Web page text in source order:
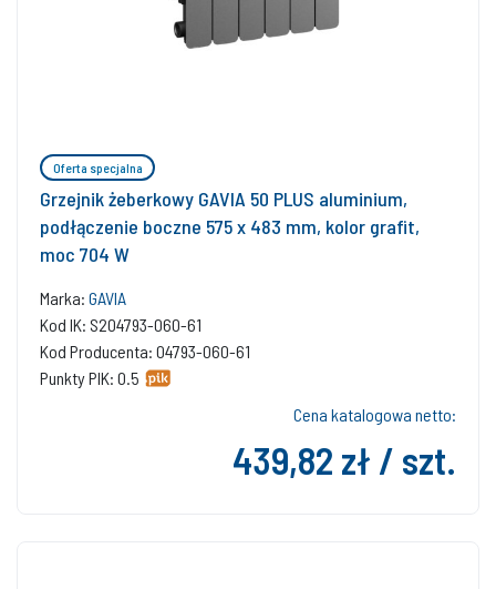
Oferta specjalna
Grzejnik żeberkowy GAVIA 50 PLUS aluminium,
podłączenie boczne 575 x 483 mm, kolor grafit,
moc 704 W
Marka: GAVIA
Kod IK: S204793-060-61
Kod Producenta: 04793-060-61
Punkty PIK: 0.5
Cena katalogowa netto:
439,82 zł / szt.